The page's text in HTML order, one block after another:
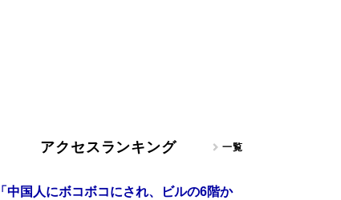
アクセスランキング 一覧
「中国人にボコボコにされ、ビルの6階か